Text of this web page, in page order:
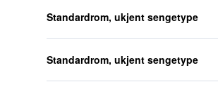
Standardrom, ukjent sengetype
Standardrom, ukjent sengetype